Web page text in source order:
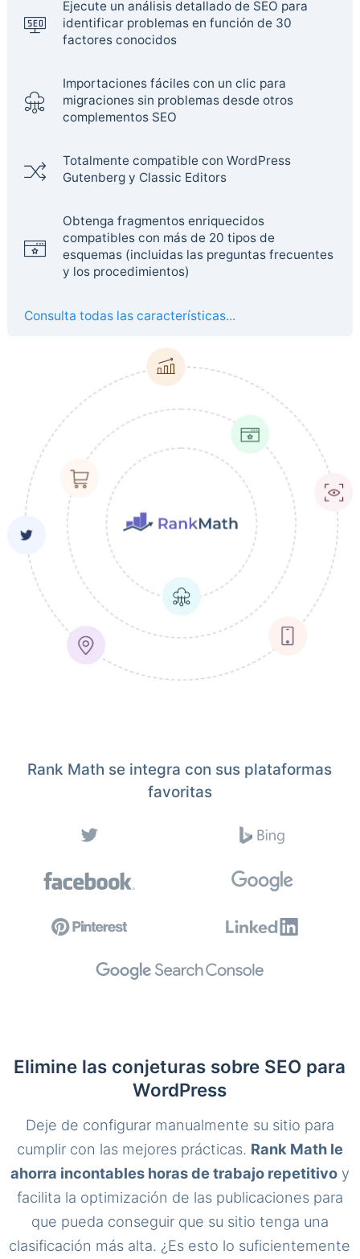
Ejecute un análisis detallado de SEO para
identificar problemas en función de 30
factores conocidos
Importaciones fáciles con un clic para
migraciones sin problemas desde otros
complementos SEO
Totalmente compatible con WordPress
Gutenberg y Classic Editors
Obtenga fragmentos enriquecidos
compatibles con más de 20 tipos de
esquemas (incluidas las preguntas frecuentes
y los procedimientos)
Consulta todas las características...
Rank Math se integra con sus plataformas
favoritas
Elimine las conjeturas sobre SEO para
WordPress
Deje de configurar manualmente su sitio para
cumplir con las mejores prácticas. Rank Math le
ahorra incontables horas de trabajo repetitivoy
facilita la optimización de las publicaciones para
que pueda conseguir que su sitio tenga una
clasificación más alta. ¿Es esto lo suficientemente